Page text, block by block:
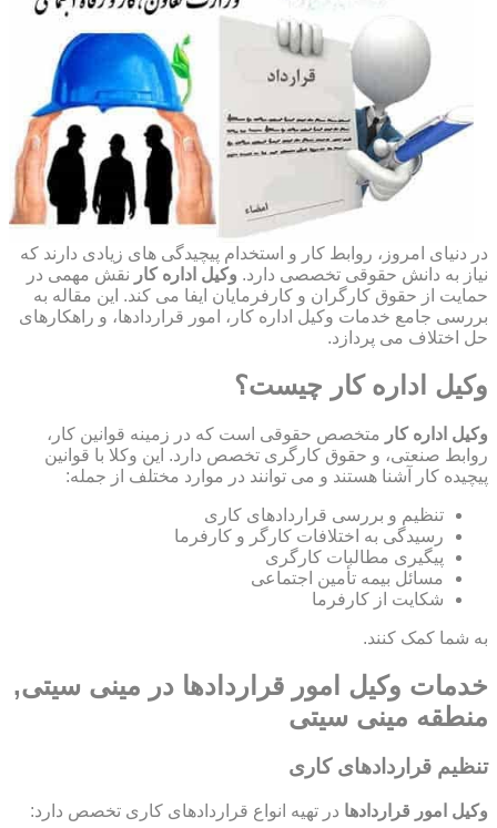
در دنیای امروز، روابط کار و استخدام پیچیدگی های زیادی دارند که
نیاز به دانش حقوقی تخصصی دارد. وکیل اداره کار نقش مهمی در
حمایت از حقوق کارگران و کارفرمایان ایفا می کند. این مقاله به
بررسی جامع خدمات وکیل اداره کار، امور قراردادها، و راهکارهای
حل اختلاف می پردازد.
وکیل اداره کار چیست؟
وکیل اداره کار متخصص حقوقی است که در زمینه قوانین کار،
روابط صنعتی، و حقوق کارگری تخصص دارد. این وکلا با قوانین
پیچیده کار آشنا هستند و می توانند در موارد مختلف از جمله:
تنظیم و بررسی قراردادهای کاری
رسیدگی به اختلافات کارگر و کارفرما
پیگیری مطالبات کارگری
مسائل بیمه تأمین اجتماعی
شکایت از کارفرما
به شما کمک کنند.
خدمات وکیل امور قراردادها در مینی سیتی,
منطقه مینی سیتی
تنظیم قراردادهای کاری
وکیل امور قراردادها در تهیه انواع قراردادهای کاری تخصص دارد: